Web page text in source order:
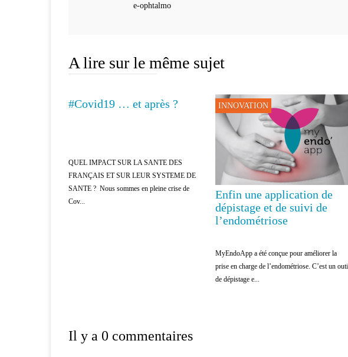
e-ophtalmo
A lire sur le même sujet
MÉDECINE
#Covid19 … et après ?
QUEL IMPACT SUR LA SANTE DES
FRANÇAIS ET SUR LEUR SYSTEME DE
SANTE ? Nous sommes en pleine crise de
Cov...
INNOVATION
Enfin une application de
dépistage et de suivi de
l’endométriose
MyEndoApp a été conçue pour améliorer la
prise en charge de l’endométriose. C’est un
de dépistage e...
Il y a 0 commentaires